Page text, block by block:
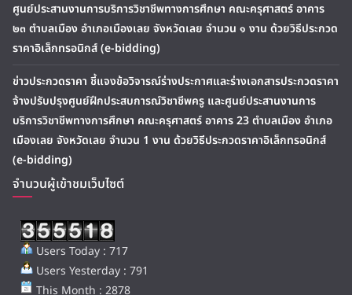
ศูนย์ประสานงานการบริการวิชาชีพทางการศึกษา คณะครุศาสตร์ อาคาร
๒๓ ตำบลเมือง อำเภอเมืองเลย จังหวัดเลย จำนวน ๑ งาน ด้วยวิธีประกวด
ราคาอิเล็กทรอนิกส์ (e-bidding)
ข่าวประกวดราคา ชี้แจงข้อวิจารณ์ร่างประกาศและร่างเอกสารประกวดราคา
จ้างปรับปรุงศูนย์ฝึกประสบการณ์วิชาชีพครู และศูนย์ประสานงานการ
บริการวิชาชีพทางการศึกษา คณะครุศาสตร์ อาคาร 23 ตำบลเมือง อำเภอ
เมืองเลย จังหวัดเลย จำนวน 1 งาน ด้วยวิธีประกวดราคาอิเล็กทรอนิกส์
(e-bidding)
จำนวนผู้เข้าชมเว็บไซต์
Users Today : 717
Users Yesterday : 791
This Month : 2878